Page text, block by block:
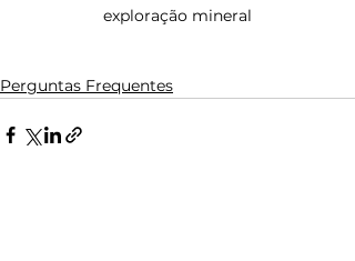
exploração mineral
Perguntas Frequentes